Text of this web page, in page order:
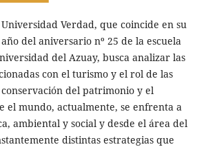
Verdad, que coincide en su
del aniversario nº 25 de la escuela
del Azuay, busca analizar las
con el turismo y el rol de las
del patrimonio y el
el mundo, actualmente, se enfrenta a
ambiental y social y desde el área del
distintas estrategias que